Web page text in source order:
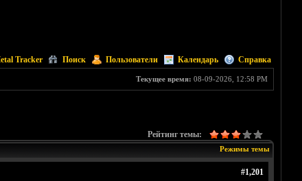
Tracker Поиск Пользователи Календарь Справка
Текущее время: 08-09-2026, 12:58 PM
Рейтинг темы:
Режимы темы
#1,201